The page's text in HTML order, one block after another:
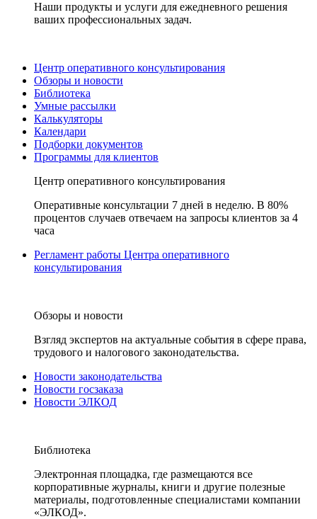
Наши продукты и услуги для ежедневного решения
ваших профессиональных задач.
Центр оперативного консультирования
Обзоры и новости
Библиотека
Умные рассылки
Калькуляторы
Календари
Подборки документов
Программы для клиентов
Центр оперативного консультирования
Оперативные консультации 7 дней в неделю. В 80%
процентов случаев отвечаем на запросы клиентов за 4
часа
Регламент работы Центра оперативного
консультирования
Обзоры и новости
Взгляд экспертов на актуальные события в сфере права,
трудового и налогового законодательства.
Новости законодательства
Новости госзаказа
Новости ЭЛКОД
Библиотека
Электронная площадка, где размещаются все
корпоративные журналы, книги и другие полезные
материалы, подготовленные специалистами компании
«ЭЛКОД».